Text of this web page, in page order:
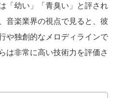
「幼い」「青臭い」と評され
音楽業界の視点で見ると、彼
や独創的なメロディラインで
は非常に高い技術力を評価さ